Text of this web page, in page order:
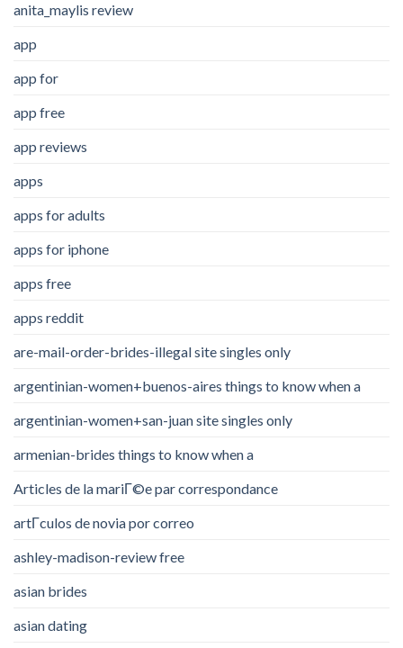
anita_maylis review
app
app for
app free
app reviews
apps
apps for adults
apps for iphone
apps free
apps reddit
are-mail-order-brides-illegal site singles only
argentinian-women+buenos-aires things to know when a
argentinian-women+san-juan site singles only
armenian-brides things to know when a
Articles de la mariГ©e par correspondance
artГ­culos de novia por correo
ashley-madison-review free
asian brides
asian dating